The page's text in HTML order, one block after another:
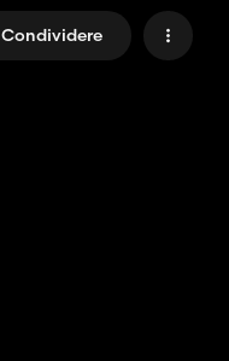
Condividere